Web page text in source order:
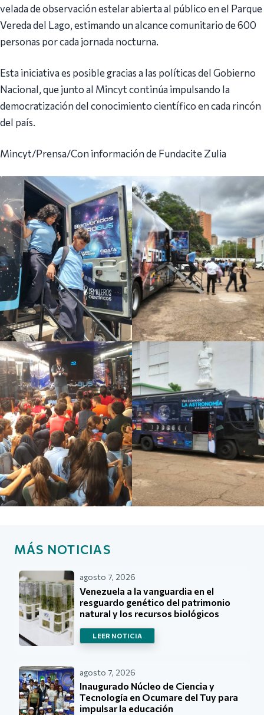
velada de observación estelar abierta al público en el Parque
Vereda del Lago, estimando un alcance comunitario de 600
personas por cada jornada nocturna.
Esta iniciativa es posible gracias a las políticas del Gobierno
Nacional, que junto al Mincyt continúa impulsando la
democratización del conocimiento científico en cada rincón
del país.
Mincyt/Prensa/Con información de Fundacite Zulia
MÁS NOTICIAS
agosto 7, 2026
Venezuela a la vanguardia en el
resguardo genético del patrimonio
natural y los recursos biológicos
LEER NOTICIA
agosto 7, 2026
Inaugurado Núcleo de Ciencia y
Tecnología en Ocumare del Tuy para
impulsar la educación